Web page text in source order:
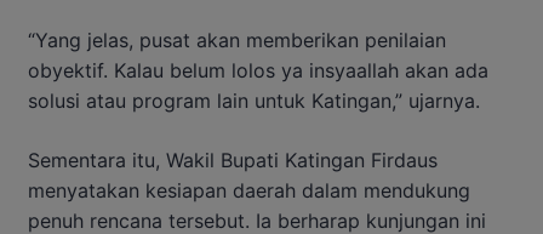
“Yang jelas, pusat akan memberikan penilaian
obyektif. Kalau belum lolos ya insyaallah akan ada
solusi atau program lain untuk Katingan,” ujarnya.
Sementara itu, Wakil Bupati Katingan Firdaus
menyatakan kesiapan daerah dalam mendukung
penuh rencana tersebut. Ia berharap kunjungan ini